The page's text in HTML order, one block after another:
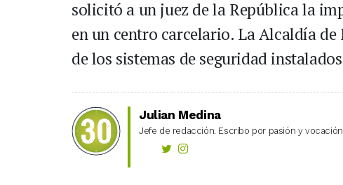
solicitó a un juez de la República la
en un centro carcelario. La Alcaldía
de los sistemas de seguridad
Julian Medina
Jefe de redacción. Escribo por pasión y